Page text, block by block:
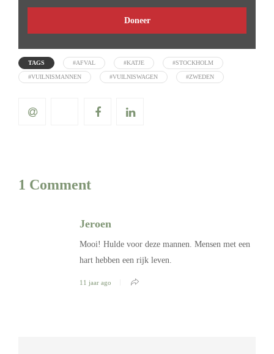
Doneer
TAGS #AFVAL #KATJE #STOCKHOLM
#VUILNISMANNEN #VUILNISWAGEN #ZWEDEN
1 Comment
Jeroen
Mooi! Hulde voor deze mannen. Mensen met een
hart hebben een rijk leven.
11 jaar ago